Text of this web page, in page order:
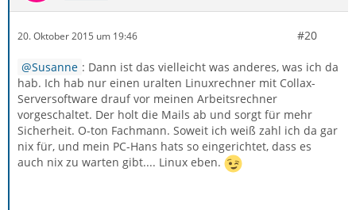
20. Oktober 2015 um 19:46 #20
Susanne : Dann ist das vielleicht was anderes, was ich da
hab. Ich hab nur einen uralten Linuxrechner mit Collax-
Serversoftware drauf vor meinen Arbeitsrechner
vorgeschaltet. Der holt die Mails ab und sorgt für mehr
Sicherheit. O-ton Fachmann. Soweit ich weiß zahl ich da gar
nix für, und mein PC-Hans hats so eingerichtet, dass es
auch nix zu warten gibt.... Linux eben.